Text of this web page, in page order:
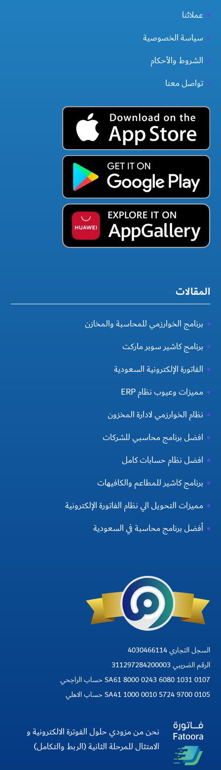
عملائنا
سياسة الخصوصية
الشروط والأحكام
تواصل معنا
المقالات
برنامج الخوارزمي للمحاسبة والمخازن
برنامج كاشير سوبر ماركت
الفاتورة الإلكترونية السعودية
مميزات وعيوب نظام ERP
نظام الخوارزمي لادارة المخزون
افضل برنامج محاسبي للشركات
افضل نظام حسابات كامل
برنامج كاشير للمطاعم والكافيهات
مميزات التحويل الي نظام الفاتورة الإلكترونية
أفضل برنامج محاسبة في السعودية
السجل التجاري 4030466114
الرقم الضريبي 311297284200003
SA61 8000 0243 6080 1031 0107 حساب الراجحي
SA41 1000 0010 5724 9700 0105 حساب الاهلي
نحن من مزودي حلول الفوترة الالكترونية و
الامتثال للمرحلة الثانية (الربط والتكامل)